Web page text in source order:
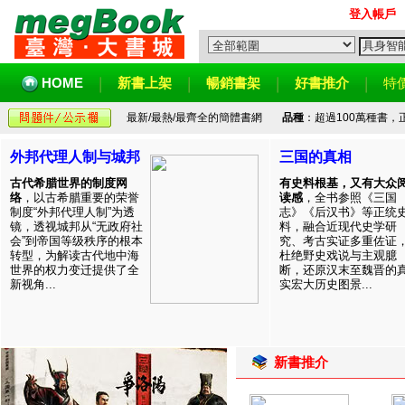
登入帳戶
HOME 新書上架 暢銷書架 好書推介 特
最新/最熱/最齊全的簡體書網 品種：超過100萬種書，
外邦代理人制与城邦
古代希腊世界的制度网
络 ，以古希腊重要的荣誉
制度“外邦代理人制”为透
镜，透视城邦从“无政府社
会”到帝国等级秩序的根本
转型，为解读古代地中海
世界的权力变迁提供了全
新视角...
三国的真相
有史料根基，又有大众
读感 ，全书参照《三国
志》《后汉书》等正统
料，融合近现代史学研
究、考古实证多重佐证
杜绝野史戏说与主观臆
断，还原汉末至魏晋的
实宏大历史图景...
新書推介